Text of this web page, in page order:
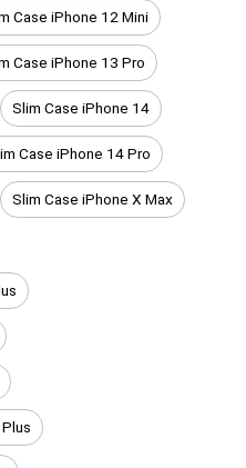
Case iPhone 12 Mini
Case iPhone 13 Pro
Slim Case iPhone 14
Case iPhone 14 Pro
Slim Case iPhone X Max